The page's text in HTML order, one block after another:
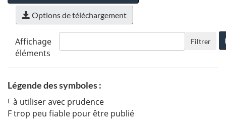
Options de téléchargement
Affichage
éléments
Filtrer
Légende des symboles :
E à utiliser avec prudence
Ftrop peu fiable pour être publié